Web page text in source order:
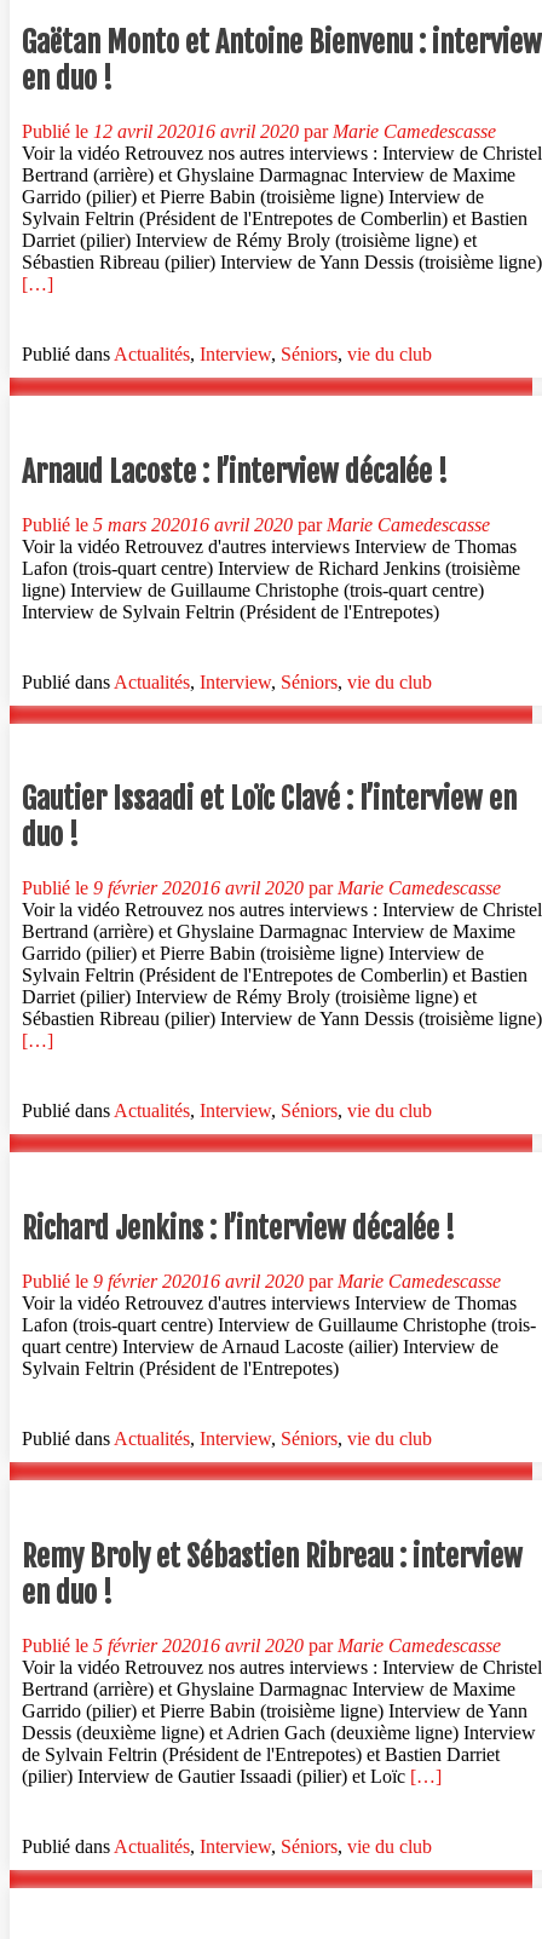
Sylvie
Gaëtan Monto et Antoine Bienvenu : interview
en duo !
Publié le 12 avril 202016 avril 2020 par Marie Camedescasse
Voir la vidéo Retrouvez nos autres interviews : Interview de Christel
Bertrand (arrière) et Ghyslaine Darmagnac Interview de Maxime
Garrido (pilier) et Pierre Babin (troisième ligne) Interview de
Sylvain Feltrin (Président de l'Entrepotes de Comberlin) et Bastien
Darriet (pilier) Interview de Rémy Broly (troisième ligne) et
Sébastien Ribreau (pilier) Interview de Yann Dessis (troisième ligne)
En
surGaëtan
et
interview
duo
!
[…]
Publié dans Actualités, Interview, Séniors, vie du club
Arnaud Lacoste : l’interview décalée !
Publié le 5 mars 202016 avril 2020 par Marie Camedescasse
Voir la vidéo Retrouvez d'autres interviews Interview de Thomas
Lafon (trois-quart centre) Interview de Richard Jenkins (troisième
ligne) Interview de Guillaume Christophe (trois-quart centre)
Interview de Sylvain Feltrin (Président de l'Entrepotes)
Publié dans Actualités, Interview, Séniors, vie du club
Gautier Issaadi et Loïc Clavé : l’interview en
duo !
Publié le 9 février 202016 avril 2020 par Marie Camedescasse
Voir la vidéo Retrouvez nos autres interviews : Interview de Christel
Bertrand (arrière) et Ghyslaine Darmagnac Interview de Maxime
Garrido (pilier) et Pierre Babin (troisième ligne) Interview de
Sylvain Feltrin (Président de l'Entrepotes de Comberlin) et Bastien
Darriet (pilier) Interview de Rémy Broly (troisième ligne) et
Sébastien Ribreau (pilier) Interview de Yann Dessis (troisième ligne)
En
surGautier
et
:
l’interview
duo
!
[…]
Publié dans Actualités, Interview, Séniors, vie du club
Richard Jenkins : l’interview décalée !
Publié le 9 février 202016 avril 2020 par Marie Camedescasse
Voir la vidéo Retrouvez d'autres interviews Interview de Thomas
Lafon (trois-quart centre) Interview de Guillaume Christophe (trois-
quart centre) Interview de Arnaud Lacoste (ailier) Interview de
Sylvain Feltrin (Président de l'Entrepotes)
Publié dans Actualités, Interview, Séniors, vie du club
Remy Broly et Sébastien Ribreau : interview
en duo !
Publié le 5 février 202016 avril 2020 par Marie Camedescasse
Voir la vidéo Retrouvez nos autres interviews : Interview de Christel
Bertrand (arrière) et Ghyslaine Darmagnac Interview de Maxime
Garrido (pilier) et Pierre Babin (troisième ligne) Interview de Yann
Dessis (deuxième ligne) et Adrien Gach (deuxième ligne) Interview
de Sylvain Feltrin (Président de l'Entrepotes) et Bastien Darriet
(pilier) Interview de Gautier Issaadi (pilier) et Loïc En
surRemy
et
[…]
Publié dans Actualités, Interview, Séniors, vie du club